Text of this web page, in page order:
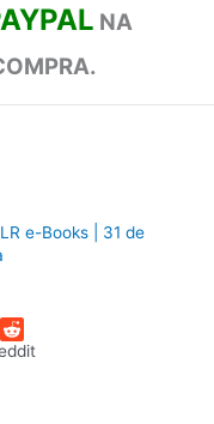
NA
e-Books
31 de